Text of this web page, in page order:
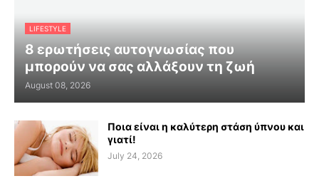
LIFESTYLE
8 ερωτήσεις αυτογνωσίας που
μπορούν να σας αλλάξουν τη ζωή
August 08, 2026
Ποια είναι η καλύτερη στάση ύπνου και
γιατί!
July 24, 2026